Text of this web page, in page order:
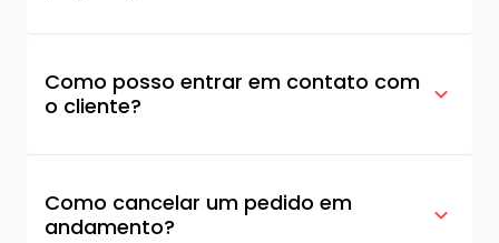
Como posso entrar em contato com
o cliente?
Como cancelar um pedido em
andamento?